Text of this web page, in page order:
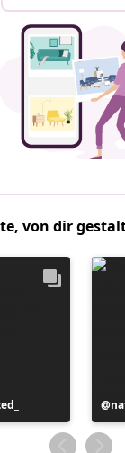
von dir
von